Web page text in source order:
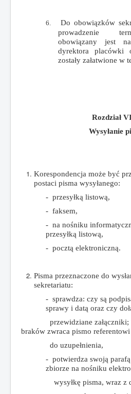
6.
Do obowiązków
prowadzenie
obowiązany jest
dyrektora placówki
zostały załatwione w
Rozdział
Wysyłanie
Korespondencja może być
postaci pisma wysyłanego:
- przesyłką listową,
- faksem,
- na nośniku
przesyłką listową,
- pocztą elektroniczną.
Pisma przeznaczone do
sekretariatu:
- sprawdza: czy są
sprawy i datą oraz czy
przewidziane załączniki;
braków zwraca pismo referentowi
do uzupełnienia,
- potwierdza swoją parafą
zbiorze na nośniku
wysyłkę pisma, wraz z